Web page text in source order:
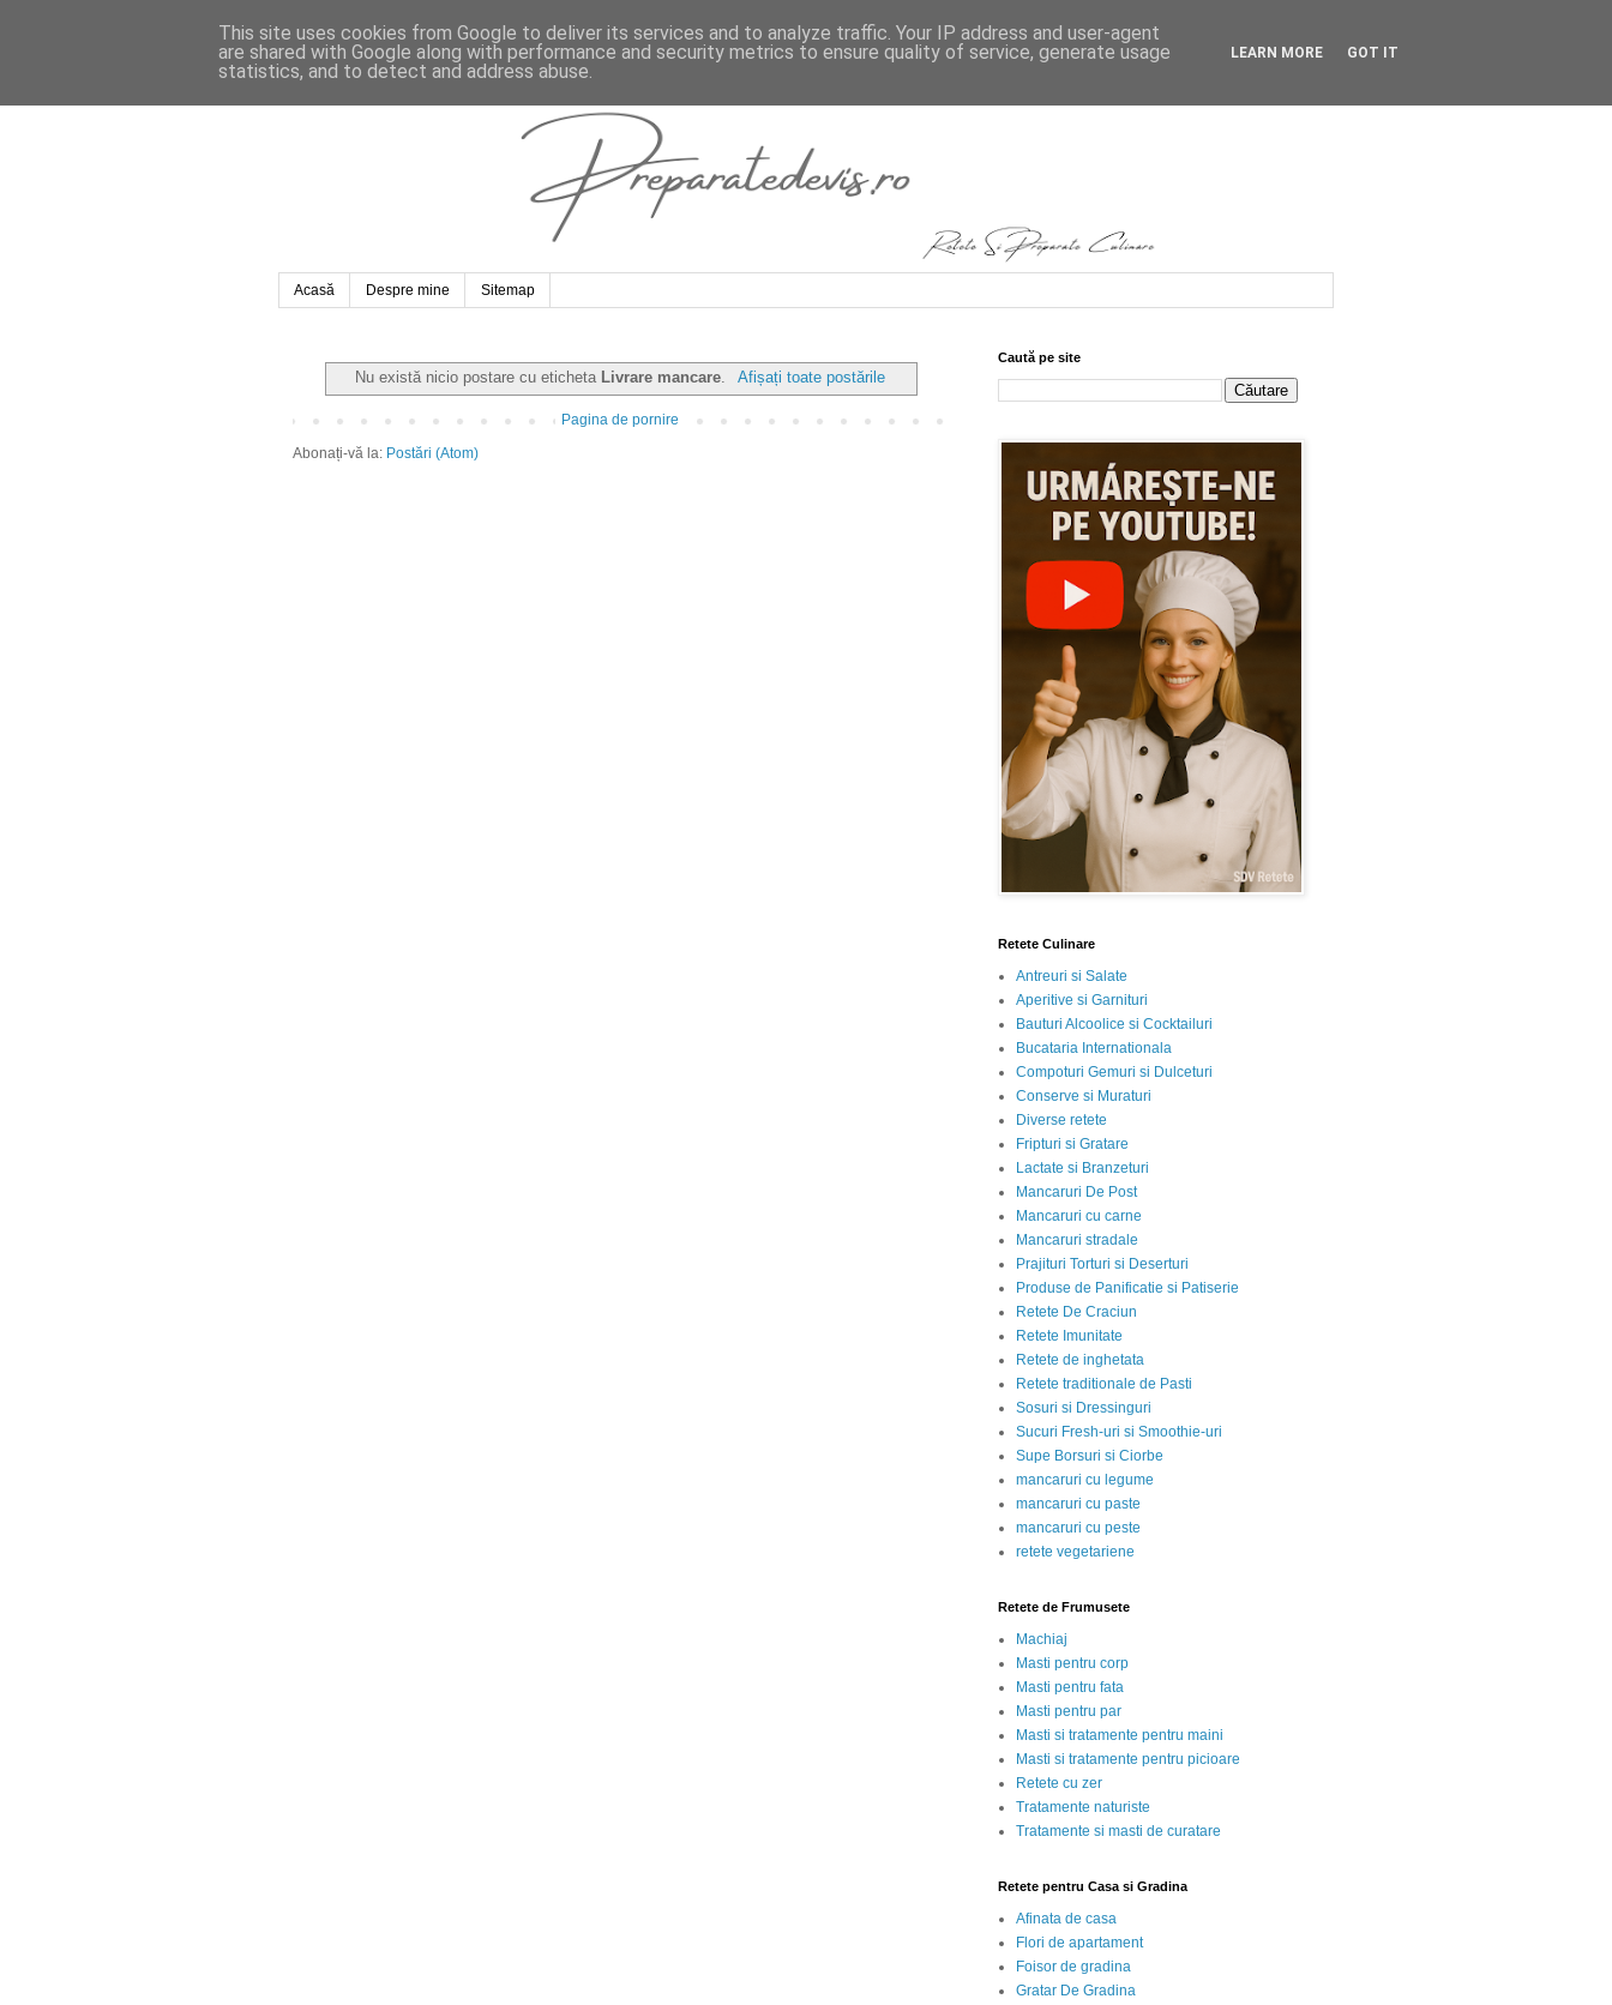
Acasă Despre mine Sitemap
Nu există nicio postare cu eticheta Livrare mancare. Afișați toate postările
Pagina de pornire
Abonați-vă la: Postări (Atom)
Caută pe site
Retete Culinare
Antreuri si Salate
Aperitive si Garnituri
Bauturi Alcoolice si Cocktailuri
Bucataria Internationala
Compoturi Gemuri si Dulceturi
Conserve si Muraturi
Diverse retete
Fripturi si Gratare
Lactate si Branzeturi
Mancaruri De Post
Mancaruri cu carne
Mancaruri stradale
Prajituri Torturi si Deserturi
Produse de Panificatie si Patiserie
Retete De Craciun
Retete Imunitate
Retete de inghetata
Retete traditionale de Pasti
Sosuri si Dressinguri
Sucuri Fresh-uri si Smoothie-uri
Supe Borsuri si Ciorbe
mancaruri cu legume
mancaruri cu paste
mancaruri cu peste
retete vegetariene
Retete de Frumusete
Machiaj
Masti pentru corp
Masti pentru fata
Masti pentru par
Masti si tratamente pentru maini
Masti si tratamente pentru picioare
Retete cu zer
Tratamente naturiste
Tratamente si masti de curatare
Retete pentru Casa si Gradina
Afinata de casa
Flori de apartament
Foisor de gradina
Gratar De Gradina
This site uses cookies from Google to deliver its services and to analyze traffic. Your IP address and user-agent
are shared with Google along with performance and security metrics to ensure quality of service, generate usage
statistics, and to detect and address abuse.
LEARN MORE GOT IT